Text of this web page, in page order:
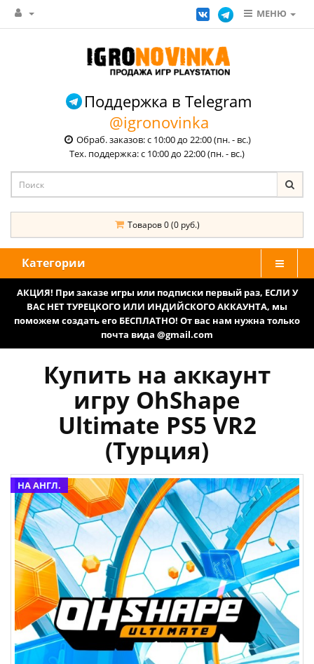
МЕНЮ
Поддержка в Telegram
@igronovinka
Обраб. заказов: с 10:00 до 22:00 (пн. - вс.)
Тех. поддержка: с 10:00 до 22:00 (пн. - вс.)
Товаров 0 (0 руб.)
Категории
АКЦИЯ! При заказе игры или подписки первый раз, ЕСЛИ У
ВАС НЕТ ТУРЕЦКОГО ИЛИ ИНДИЙСКОГО АККАУНТА, мы
поможем создать его БЕСПЛАТНО! От вас нам нужна только
почта вида @gmail.com
Купить на аккаунт
игру OhShape
Ultimate PS5 VR2
(Турция)
НА АНГЛ.